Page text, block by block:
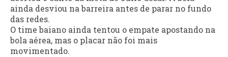
ainda desviou na barreira antes de parar no fundo
das redes.
O time baiano ainda tentou o empate apostando na
bola aérea, mas o placar não foi mais
movimentado.